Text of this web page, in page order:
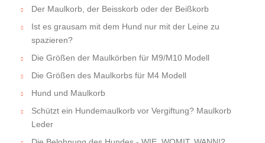
Der Maulkorb, der Beisskorb oder der Beißkorb
Ist es grausam mit dem Hund nur mit der Leine zu
spazieren?
Die Größen der Maulkörben für M9/M10 Modell
Die Größen des Maulkorbs für M4 Modell
Hund und Maulkorb
Schützt ein Hundemaulkorb vor Vergiftung? Maulkorb
Leder